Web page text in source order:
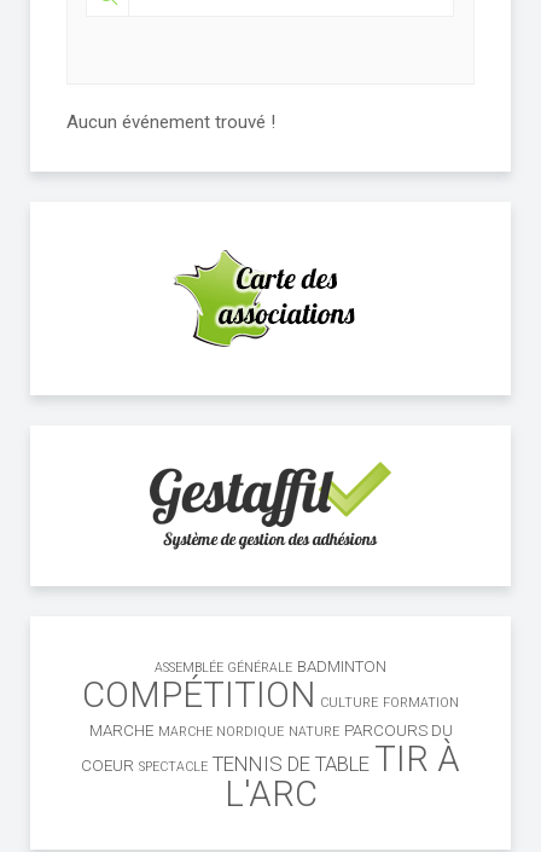
Aucun événement trouvé !
ASSEMBLÉE GÉNÉRALE BADMINTON
COMPÉTITION CULTURE FORMATION
MARCHE MARCHE NORDIQUE NATURE PARCOURS DU
COEUR SPECTACLE TENNIS DE TABLE TIR À
L'ARC